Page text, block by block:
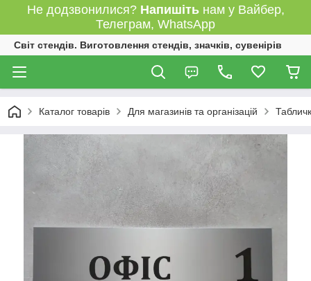
Не додзвонилися? Напишітьнам у Вайбер,
Телеграм, WhatsApp
Світ стендів. Виготовлення стендів, значків, сувенірів
Каталог товарів Для магазинів та організацій